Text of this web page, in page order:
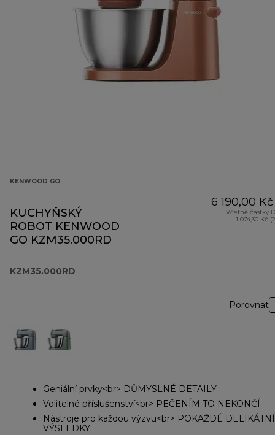
KENWOOD GO
KUCHYŇSKÝ
ROBOT KENWOOD
GO KZM35.000RD
KZM35.000RD
6 190,00 Kč
Včetně částky
1 074,30 Kč
Porovnat
Geniální prvky<br> DŮMYSLNÉ DETAILY
Volitelné příslušenství<br> PEČENÍM TO NEKONČÍ
Nástroje pro každou výzvu<br> POKAŽDÉ DELIKÁTNÍ
VÝSLEDKY